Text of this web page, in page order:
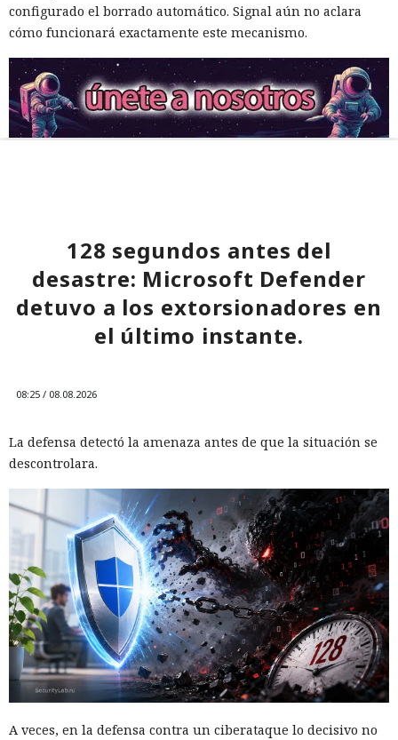
configurado el borrado automático. Signal aún no aclara
cómo funcionará exactamente este mecanismo.
128 segundos antes del
desastre: Microsoft Defender
detuvo a los extorsionadores en
el último instante.
08:25 / 08.08.2026
La defensa detectó la amenaza antes de que la situación se
descontrolara.
A veces, en la defensa contra un ciberataque lo decisivo no